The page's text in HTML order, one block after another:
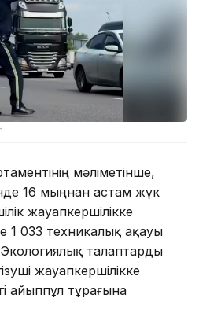
мәліметінше,
16 мыңнан астам жүк
жауапкершілікке
1 033 техникалық ақауы
талаптарды
жауапкершілікке
айыппұл тұрағына